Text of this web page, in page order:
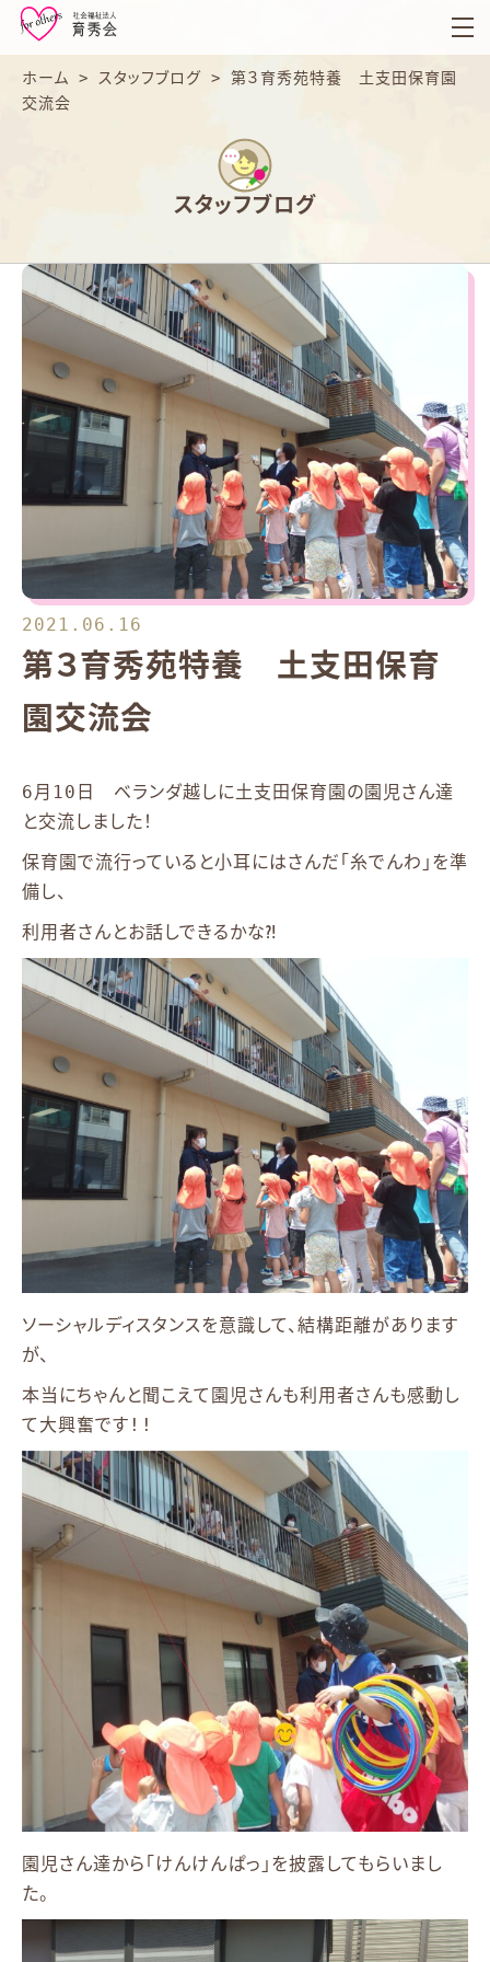
育
秀
会
ホーム > スタッフブログ > 第３育秀苑特養 土支田保育園
交流会
スタッフブログ
2021.06.16
第３育秀苑特養 土支田保育
園交流会
6月10日 ベランダ越しに土支田保育園の園児さん達
と交流しました！
保育園で流行っていると小耳にはさんだ「糸でんわ」を準
備し、
利用者さんとお話しできるかな⁈
ソーシャルディスタンスを意識して、結構距離があります
が、
本当にちゃんと聞こえて園児さんも利用者さんも感動し
て大興奮です!!
園児さん達から「けんけんぱっ」を披露してもらいまし
た。